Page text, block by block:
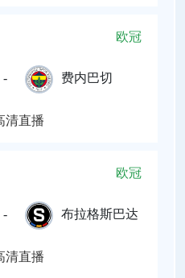
欧冠
- 费内巴切
清直播
欧冠
- 布拉格斯巴达
清直播